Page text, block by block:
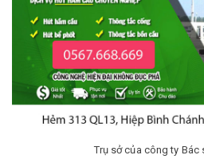
Trụ sở của công ty Bác